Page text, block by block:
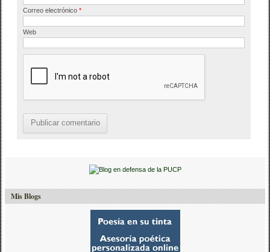
Correo electrónico*
Web
Mis Blogs